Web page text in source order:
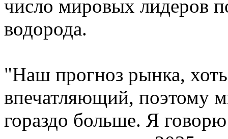
число мировых лидеров
водорода.
"Наш прогноз рынка,
впечатляющий, поэтому
гораздо больше. Я